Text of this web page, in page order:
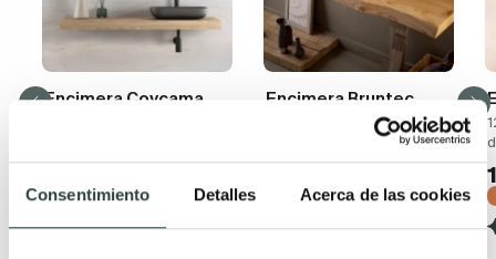
Consentimiento Detalles Acerca de las cookies
Encimera Coycama
hidrófuga de 8cm de alto x
40cm de fondo roble
natural
195,84€
Encimera Bruntec
Madera maciza de pino, 6
cm de grosor, escuadras
incluidas.